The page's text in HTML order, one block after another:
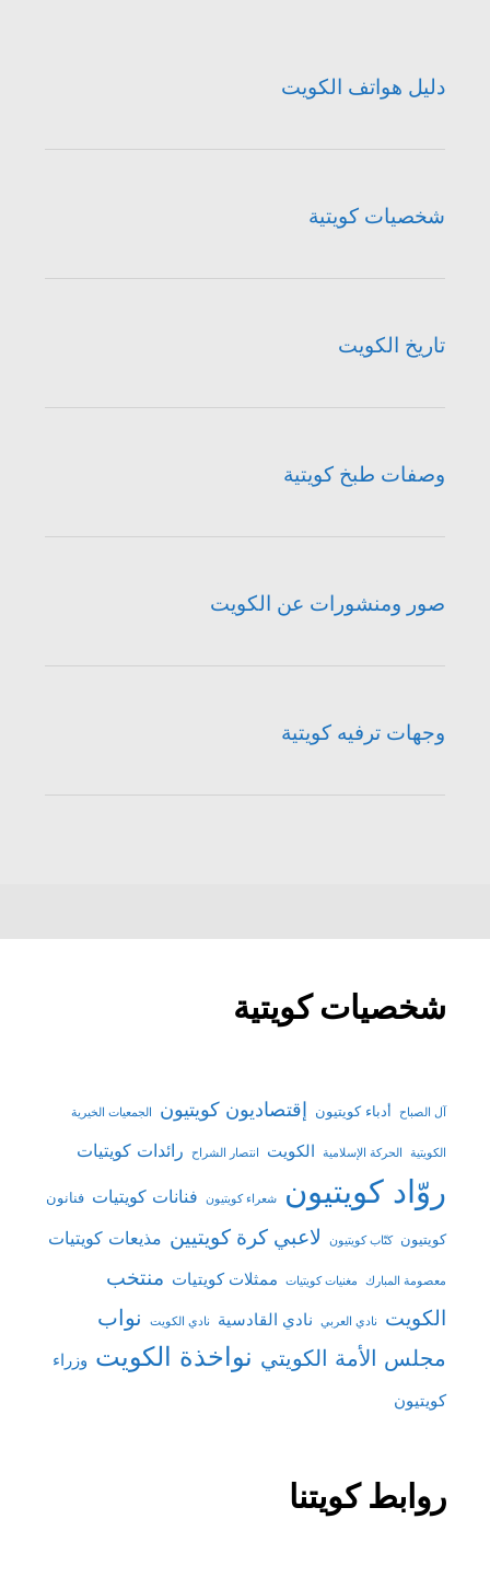
دليل هواتف الكويت
شخصيات كويتية
تاريخ الكويت
وصفات طبخ كويتية
صور ومنشورات عن الكويت
وجهات ترفيه كويتية
شخصيات كويتية
آل الصباح أدباء كويتيون إقتصاديون كويتيون الجمعيات الخيرية
الكويتية الحركة الإسلامية الكويت انتصار الشراح رائدات كويتيات
روّاد كويتيون شعراء كويتيون فنانات كويتيات فنانون
كويتيون كتّاب كويتيون لاعبي كرة كويتيين مذيعات كويتيات
معصومة المبارك مغنيات كويتيات ممثلات كويتيات منتخب
الكويت
نادي العربي نادي القادسية نادي الكويت
نواب
مجلس الأمة الكويتي نواخذة الكويت وزراء
كويتيون
روابط كويتنا